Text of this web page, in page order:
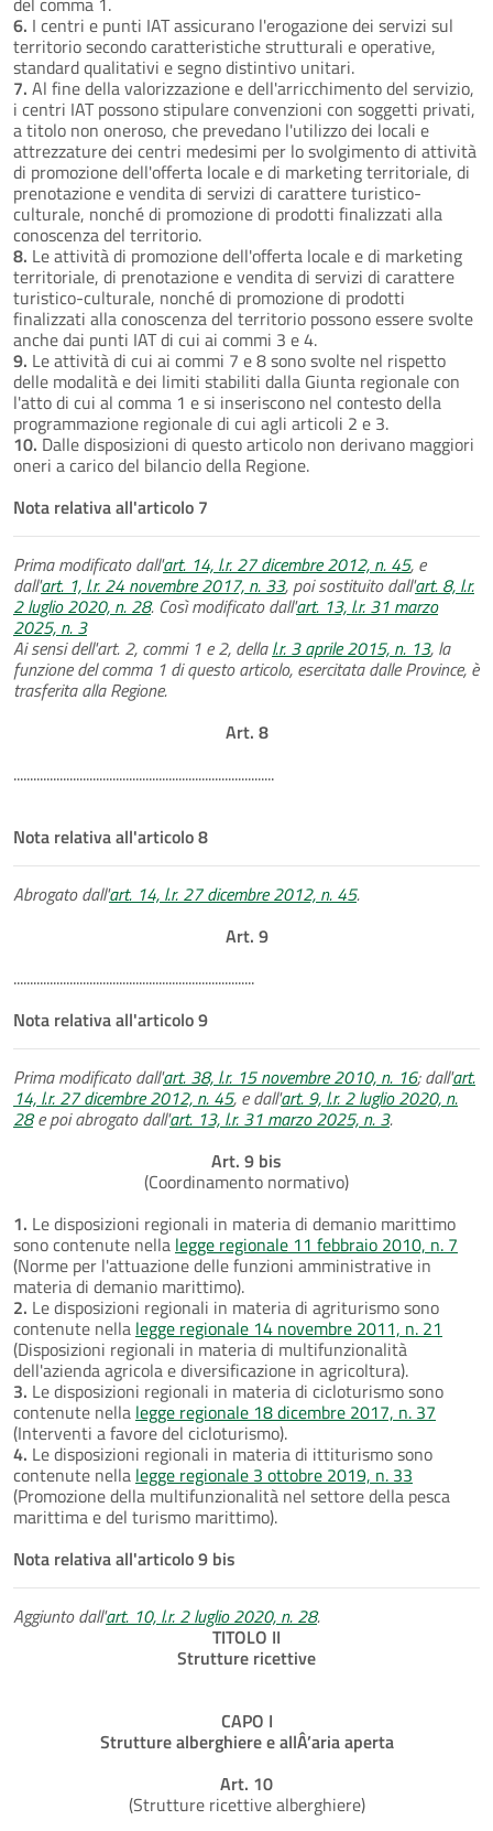
6. I centri e punti IAT assicurano l'erogazione dei servizi sul
territorio secondo caratteristiche strutturali e operative,
standard qualitativi e segno distintivo unitari.
7. Al fine della valorizzazione e dell'arricchimento del servizio,
i centri IAT possono stipulare convenzioni con soggetti privati,
a titolo non oneroso, che prevedano l'utilizzo dei locali e
attrezzature dei centri medesimi per lo svolgimento di attività
di promozione dell'offerta locale e di marketing territoriale, di
prenotazione e vendita di servizi di carattere turistico-
culturale, nonché di promozione di prodotti finalizzati alla
conoscenza del territorio.
8. Le attività di promozione dell'offerta locale e di marketing
territoriale, di prenotazione e vendita di servizi di carattere
turistico-culturale, nonché di promozione di prodotti
finalizzati alla conoscenza del territorio possono essere svolte
anche dai punti IAT di cui ai commi 3 e 4.
9. Le attività di cui ai commi 7 e 8 sono svolte nel rispetto
delle modalità e dei limiti stabiliti dalla Giunta regionale con
l'atto di cui al comma 1 e si inseriscono nel contesto della
programmazione regionale di cui agli articoli 2 e 3.
10. Dalle disposizioni di questo articolo non derivano maggiori
oneri a carico del bilancio della Regione.
Nota relativa all'articolo 7
Prima modificato dall'art. 14, l.r. 27 dicembre 2012, n. 45, e
dall'art. 1, l.r. 24 novembre 2017, n. 33, poi sostituito dall'art. 8, l.r.
2 luglio 2020, n. 28. Così modificato dall'art. 13, l.r. 31 marzo
2025, n. 3
Ai sensi dell'art. 2, commi 1 e 2, dellal.r. 3 aprile 2015, n. 13, la
funzione del comma 1 di questo articolo, esercitata dalle Province, è
trasferita alla Regione.
Art. 8
...............................................................................
Nota relativa all'articolo 8
Abrogato dall'art. 14, l.r. 27 dicembre 2012, n. 45.
Art. 9
.........................................................................
Nota relativa all'articolo 9
Prima modificato dall'art. 38, l.r. 15 novembre 2010, n. 16; dall'art.
14, l.r. 27 dicembre 2012, n. 45, e dall'art. 9, l.r. 2 luglio 2020, n.
28e poi abrogato dall'art. 13, l.r. 31 marzo 2025, n. 3.
Art. 9 bis
(Coordinamento normativo)
1. Le disposizioni regionali in materia di demanio marittimo
sono contenute nella legge regionale 11 febbraio 2010, n. 7
(Norme per l'attuazione delle funzioni amministrative in
materia di demanio marittimo).
2. Le disposizioni regionali in materia di agriturismo sono
contenute nella legge regionale 14 novembre 2011, n. 21
(Disposizioni regionali in materia di multifunzionalità
dell'azienda agricola e diversificazione in agricoltura).
3. Le disposizioni regionali in materia di cicloturismo sono
contenute nella legge regionale 18 dicembre 2017, n. 37
(Interventi a favore del cicloturismo).
4. Le disposizioni regionali in materia di ittiturismo sono
contenute nella legge regionale 3 ottobre 2019, n. 33
(Promozione della multifunzionalità nel settore della pesca
marittima e del turismo marittimo).
Nota relativa all'articolo 9 bis
Aggiunto dall'art. 10, l.r. 2 luglio 2020, n. 28.
TITOLO II
Strutture ricettive
CAPO I
Strutture alberghiere e allÂ’aria aperta
Art. 10
(Strutture ricettive alberghiere)